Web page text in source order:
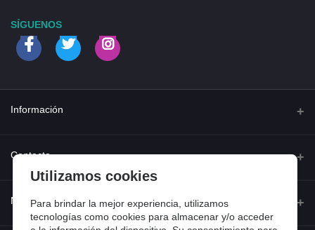
SÍGUENOS
Información
Quienes somos
Contacta con nosotros
Dónde estamos
Preguntas frecuentes
Contacto
Dirección
Calle Ferraz 42, Madrid
Mi cuenta
Utilizamos cookies
Para brindar la mejor experiencia, utilizamos
tecnologías como cookies para almacenar y/o acceder